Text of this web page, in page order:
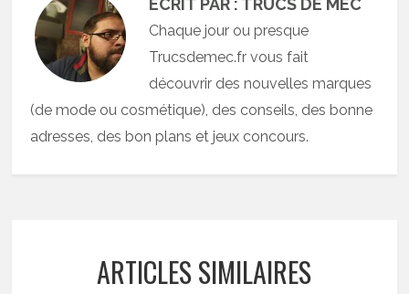
ECRIT PAR : TRUCS DE MEC
Chaque jour ou presque
Trucsdemec.fr vous fait
découvrir des nouvelles marques
(de mode ou cosmétique), des conseils, des bonne
adresses, des bon plans et jeux concours.
ARTICLES SIMILAIRES